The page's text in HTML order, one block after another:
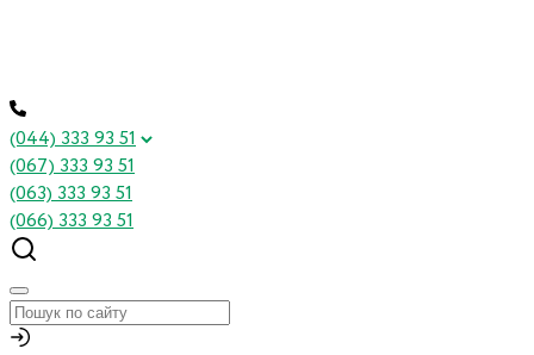
(044) 333 93 51
(067) 333 93 51
(063) 333 93 51
(066) 333 93 51